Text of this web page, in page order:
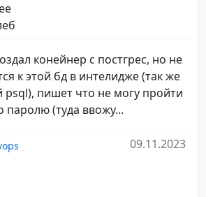
конейнер с постгрес, но не
к этой бд в интелидже (так же
psql), пишет что не могу пройти
паролю (туда ввожу...
09.11.2023